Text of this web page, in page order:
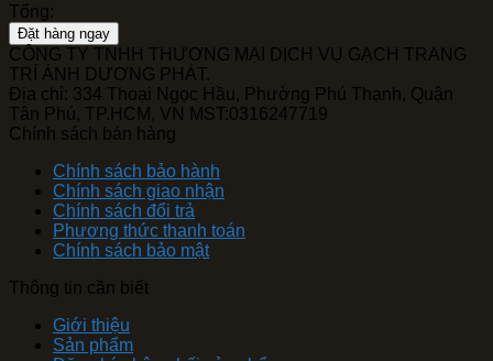
Tổng:
Đặt hàng ngay
CÔNG TY TNHH THƯƠNG MẠI DỊCH VỤ GẠCH TRANG
TRÍ ÁNH DƯƠNG PHÁT.
Địa chỉ: 334 Thoại Ngọc Hầu, Phường Phú Thạnh, Quận
Tân Phú, TP.HCM, VN MST:0316247719
Chính sách bán hàng
Chính sách bảo hành
Chính sách giao nhận
Chính sách đổi trả
Phương thức thanh toán
Chính sách bảo mật
Thông tin cần biết
Giới thiệu
Sản phẩm